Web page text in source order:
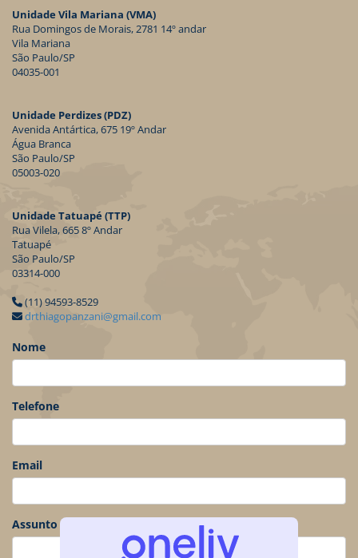
Unidade Vila Mariana (VMA)
Rua Domingos de Morais, 2781 14º andar
Vila Mariana
São Paulo/SP
04035-001
Unidade Perdizes (PDZ)
Avenida Antártica, 675 19º Andar
Água Branca
São Paulo/SP
05003-020
Unidade Tatuapé (TTP)
Rua Vilela, 665 8º Andar
Tatuapé
São Paulo/SP
03314-000
(11) 94593-8529
drthiagopanzani@gmail.com
Nome
Telefone
Email
Assunto